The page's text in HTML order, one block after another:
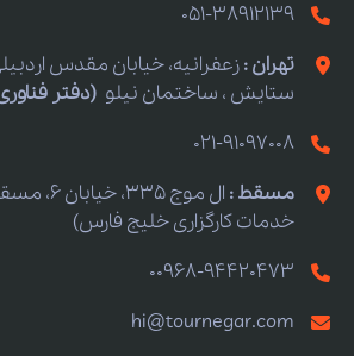
051-38912139
تهران :زعفرانیه، خیابان مقدس
ستایش ، ساختمان نیلو (دفتر
021-91097008
مسقط :
ال موج
خدمات کارگزاری خلیج فارس)
00968-94420473
hi@tournegar.com